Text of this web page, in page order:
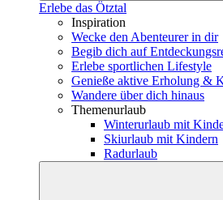
Erlebe das Ötztal
Inspiration
Wecke den Abenteurer in dir
Begib dich auf
Erlebe sportlichen Lifestyle
Genieße aktive Erholung &
Wandere über dich hinaus
Themenurlaub
Winterurlaub mit
Skiurlaub mit Kindern
Radurlaub